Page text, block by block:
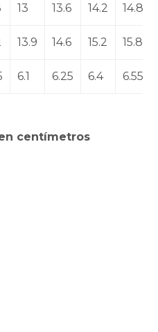
13 13.6 14.2 14.8
13.9 14.6 15.2 15.8
6.1 6.25 6.4 6.55
centímetros